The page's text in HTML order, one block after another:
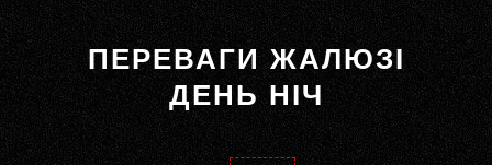
ПЕРЕВАГИ ЖАЛЮЗІ
ДЕНЬ НІЧ